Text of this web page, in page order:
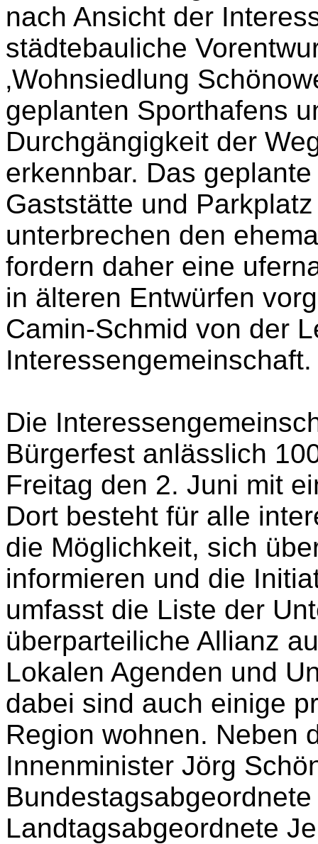
nach Ansicht der
städtebauliche
‚Wohnsiedlung
geplanten Sporthafens
Durchgängigkeit der
erkennbar. Das
Gaststätte und
unterbrechen den
fordern daher eine
in älteren Entwürfen
Camin-Schmid von der
Interessengemeinschaft.
Die
Bürgerfest anlässlich
Freitag den 2. Juni mit
Dort besteht für alle
die Möglichkeit, sich
informieren und die
umfasst die Liste der
überparteiliche Allianz
Lokalen Agenden und
dabei sind auch einige
Region wohnen. Neben
Innenminister Jörg
Landtagsabgeordnete